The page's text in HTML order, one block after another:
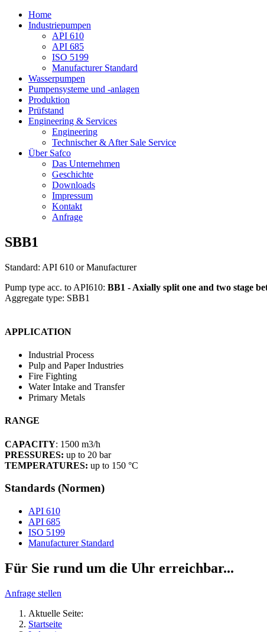
Home
Industriepumpen
API 610
API 685
ISO 5199
Manufacturer Standard
Wasserpumpen
Pumpensysteme und -anlagen
Produktion
Prüfstand
Engineering & Services
Engineering
Technischer & After Sale Service
Über Safco
Das Unternehmen
Geschichte
Downloads
Impressum
Kontakt
Anfrage
SBB1
Standard: API 610 or Manufacturer
Pump type acc. to API610: BB1 - Axially split one and two stage
Aggregate type: SBB1
APPLICATION
Industrial Process
Pulp and Paper Industries
Fire Fighting
Water Intake and Transfer
Primary Metals
RANGE
CAPACITY: 1500 m3/h
PRESSURES: up to 20 bar
TEMPERATURES: up to 150 °C
Standards (Normen)
API 610
API 685
ISO 5199
Manufacturer Standard
Für Sie rund um die Uhr erreichbar...
Anfrage stellen
Aktuelle Seite:
Startseite